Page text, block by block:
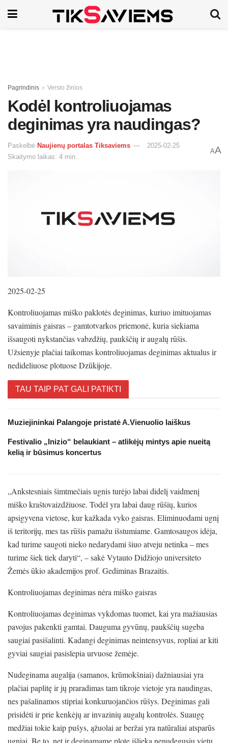
Pagrindinis Verslo žinios
Kodėl kontroliuojamas
deginimas yra naudingas?
Paskelbė Naujienų portalas Tiksaviems
2025-02-25
Skaitymo laikas: 4 min.
AA
2025-02-25
Kontroliuojamas miško paklotės deginimas, kuriuo imituojamas
savaiminis gaisras – gamtotvarkos priemonė, kuria siekiama
išsaugoti nykstančias vabzdžių, paukščių ir augalų rūšis.
Užsienyje plačiai taikomas kontroliuojamas deginimas aktualus ir
nedideliuose plotuose Dzūkijoje.
TAU TAIP PAT GALI PATIKTI
Muziejininkai Palangoje pristatė A.Vienuolio laiškus
Festivalio „Inizio“ belaukiant – atlikėjų mintys apie nueitą
kelią ir būsimus koncertus
„Ankstesniais šimtmečiais ugnis turėjo labai didelį vaidmenį
miško kraštovaizdžiuose. Todėl yra labai daug rūšių, kurios
apsigyvena vietose, kur kažkada vyko gaisras. Eliminuodami ugnį
iš teritorijų, mes tas rūšis pamažu išstumiame. Gamtosaugos idėja,
kad turime saugoti nieko nedarydami šiuo atveju netinka – mes
turime šiek tiek daryti“, – sakė Vytauto Didžiojo universiteto
Žemės ūkio akademijos prof. Gediminas Brazaitis.
Kontroliuojamas deginimas nėra miško gaisras
Kontroliuojamas deginimas vykdomas tuomet, kai yra mažiausias
pavojus pakenkti gamtai. Dauguma gyvūnų, paukščių sugeba
saugiai pasišalinti. Kadangi deginimas neintensyvus, ropliai ar kiti
gyviai saugiai pasislepia urvuose žemėje.
Nudeginama augalija (samanos, krūmokšniai) dažniausiai yra
plačiai paplitę ir jų praradimas tam tikroje vietoje yra naudingas,
nes pašalinamos stipriai konkuruojančios rūšys. Deginimas gali
prisidėti ir prie kenkėjų ar invazinių augalų kontrolės. Suaugę
medžiai tokie kaip pušys, ąžuolai ar beržai yra natūraliai atsparūs
ugniai. Be to, net ir deginamame plote išlieka nenudegusių vietų.